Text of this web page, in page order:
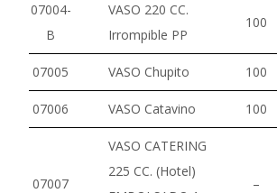
07004-
B
VASO 220 CC.
Irrompible PP
100
07005 VASO Chupito 100
07006 VASO Catavino 100
07007
VASO CATERING
225 CC. (Hotel)
–